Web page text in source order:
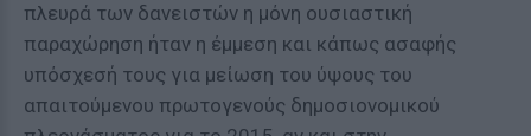
πλευρά των δανειστών η μόνη ουσιαστική
παραχώρηση ήταν η έμμεση και κάπως ασαφής
υπόσχεσή τους για μείωση του ύψους του
απαιτούμενου πρωτογενούς δημοσιονομικού